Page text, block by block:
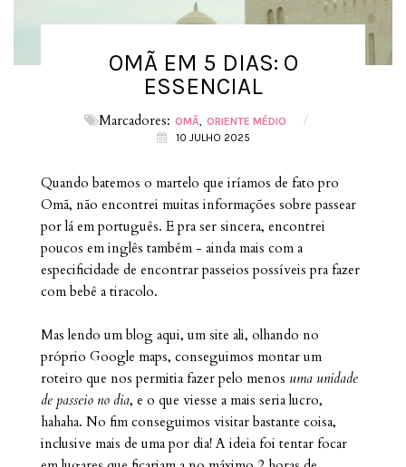
OMÃ EM 5 DIAS: O
ESSENCIAL
Marcadores: OMÃ ORIENTE MÉDIO /
10 JULHO 2025
Quando batemos o martelo que iríamos de fato pro
Omã, não encontrei muitas informações sobre passear
por lá em português. E pra ser sincera, encontrei
poucos em inglês também - ainda mais com a
especificidade de encontrar passeios possíveis pra fazer
com bebê a tiracolo.
Mas lendo um blog aqui, um site ali, olhando no
próprio Google maps, conseguimos montar um
roteiro que nos permitia fazer pelo menos uma unidade
de passeio no dia, e o que viesse a mais seria lucro,
hahaha. No fim conseguimos visitar bastante coisa,
inclusive mais de uma por dia! A ideia foi tentar focar